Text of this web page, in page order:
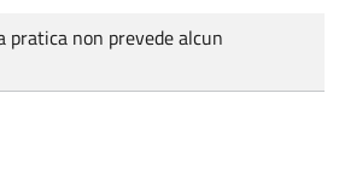
pratica non prevede alcun